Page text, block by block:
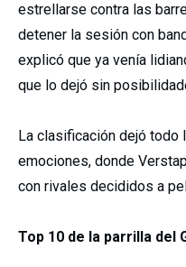
estrellarse contra las
detener la sesión con
explicó que ya venía
que lo dejó sin
La clasificación dejó todo
emociones, donde
con rivales decididos a
Top 10 de la parrilla del